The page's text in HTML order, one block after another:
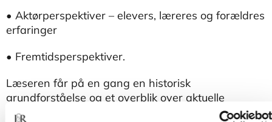
• Aktørperspektiver – elevers, læreres og forældres
erfaringer
• Fremtidsperspektiver.
Læseren får på en gang en historisk
grundforståelse og et overblik over aktuelle
begrundelser – samt kvalificerede bud på, hvad